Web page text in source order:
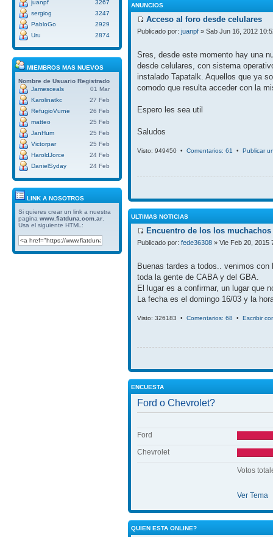
juanpf
3267
sergiog
3247
PabloGo
2929
Uru
2874
MIEMBROS MAS NUEVOS
Nombre de Usuario Registrado
Jamesceals
01 Mar
Karolinatkc
27 Feb
RefugioVurne
26 Feb
matteo
25 Feb
JanHum
25 Feb
Victorpar
25 Feb
HaroldJorce
24 Feb
DanielSyday
24 Feb
LINK A NOSOTROS
Si quieres crear un link a nuestra
pagina www.fiatduna.com.ar
Usa el siguiente HTML:
ANUNCIOS
Acceso al foro desde celulares
Publicado por: juanpf » Sab Jun 16, 2012
Sres, desde este momento hay una
desde celulares, con sistema
instalado Tapatalk. Aquellos que ya
comodo que resulta acceder con la
Espero les sea util
Saludos
Visto: 949450 • Comentarios: 61 • Publicar
ULTIMAS NOTICIAS
Encuentro de los los
Publicado por: fede36308 » Vie Feb 20, 2015
Buenas tardes a todos.. venimos
toda la gente de CABA y del GBA.
El lugar es a confirmar, un lugar que
La fecha es el domingo 16/03 y la
Visto: 326183 • Comentarios: 68 • Escribir
ENCUESTA
Ford o Chevrolet?
Ford
Chevrolet
Votos
Ver Tema
QUIEN ESTA ONLINE?